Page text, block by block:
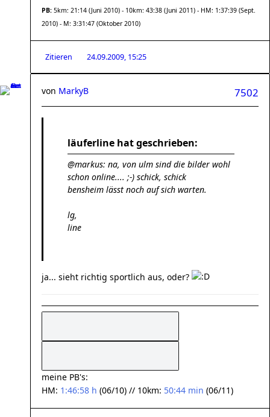
PB: 5km: 21:14 (Juni 2010) - 10km: 43:38 (Juni 2011) - HM: 1:37:39 (Sept.
2010) - M: 3:31:47 (Oktober 2010)
Zitieren 24.09.2009, 15:25
7502
von MarkyB
läuferline hat geschrieben:
@markus: na, von ulm sind die bilder wohl
schon online.... ;-) schick, schick
bensheim lässt noch auf sich warten.
lg,
line
ja... sieht richtig sportlich aus, oder?
meine PB's:
HM: 1:46:58 h (06/10) // 10km: 50:44 min (06/11)